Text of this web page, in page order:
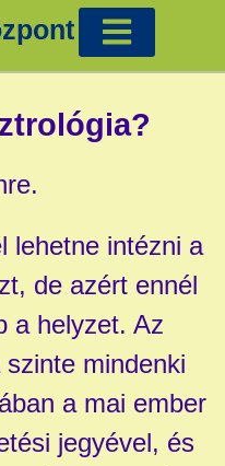
lehetne intézni a
de azért ennél
a helyzet. Az
mindenki
a mai ember
jegyével, és